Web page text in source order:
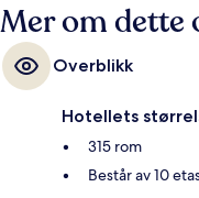
Mer om dette
Overblikk
Hotellets
315 rom
Består av 10